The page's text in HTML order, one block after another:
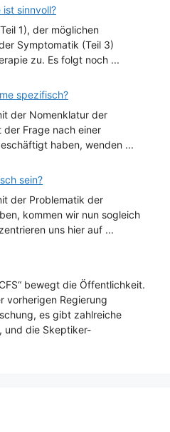
ist sinnvoll?
1), der möglichen
Symptomatik (Teil 3)
zu. Es folgt noch ...
spezifisch?
der Nomenklatur der
der Frage nach einer
haben, wenden ...
sein?
der Problematik der
kommen wir nun sogleich
uns hier auf ...
bewegt die Öffentlichkeit.
vorherigen Regierung
es gibt zahlreiche
und die Skeptiker-